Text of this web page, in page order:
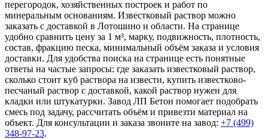
перегородок, хозяйственных построек и работ по
минеральным основаниям. Известковый раствор можно
заказать с доставкой в Лотошино и области. На странице
удобно сравнить цену за 1 м³, марку, подвижность, плотность,
состав, фракцию песка, минимальный объём заказа и условия
доставки. Для удобства поиска на странице есть понятные
ответы на частые запросы: где заказать известковый раствор,
сколько стоит куб раствора на извести, купить известково-
песчаный раствор с доставкой, какой раствор нужен для
кладки или штукатурки. Завод ЛП Бетон помогает подобрать
смесь под задачу, рассчитать объём и привезти материал на
объект. Для консультации и заказа звоните на завод: +7 (499)
348-97-23.